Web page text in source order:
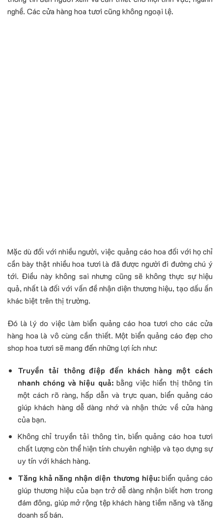
nghề. Các cửa hàng hoa tươi cũng không ngoại lệ.
Mặc dù đối với nhiều người, việc quảng cáo hoa đối với họ chỉ
cần bày thật nhiều hoa tươi là đã được người đi đường chú ý
tới. Điều này không sai nhưng cũng sẽ không thực sự hiệu
quả, nhất là đối với vấn đề nhận diện thương hiệu, tạo dấu ấn
khác biệt trên thị trường.
Đó là lý do việc làm biển quảng cáo hoa tươi cho các cửa
hàng hoa là vô cùng cần thiết. Một biển quảng cáo đẹp cho
shop hoa tươi sẽ mang đến những lợi ích như:
Truyền tải thông điệp đến khách hàng một cách
nhanh chóng và hiệu quả: bằng việc hiển thị thông tin
một cách rõ ràng, hấp dẫn và trực quan, biển quảng cáo
giúp khách hàng dễ dàng nhớ và nhận thức về cửa hàng
của bạn.
Không chỉ truyền tải thông tin, biển quảng cáo hoa tươi
chất lượng còn thể hiện tính chuyên nghiệp và tạo dựng sự
uy tín với khách hàng.
Tăng khả năng nhận diện thương hiệu:biển quảng cáo
giúp thương hiệu của bạn trở dễ dàng nhận biết hơn trong
đám đông, giúp mở rộng tệp khách hàng tiềm năng và tăng
doanh số bán.